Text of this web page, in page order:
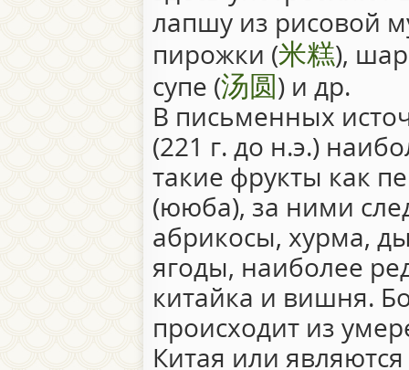
лапшу из рисовой
пирожки (米糕),
супе (汤圆) и др.
В письменных
(221 г. до н.э.)
такие фрукты как
(ююба), за ними
абрикосы, хурма,
ягоды, наиболее
китайка и вишня.
происходит из
Китая или